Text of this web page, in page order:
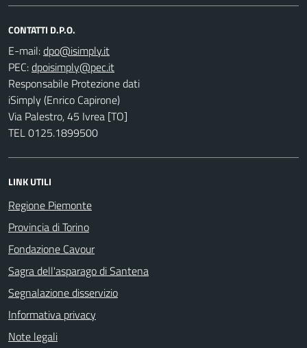
CONTATTI D.P.O.
E-mail:
PEC:
Responsabile Protezione dati
iSimply (Enrico Capirone)
Via Palestro, 45 Ivrea [TO]
TEL 0125.1899500
LINK UTILI
Regione Piemonte
Provincia di Torino
Fondazione Cavour
Sagra dell'asparago di Santena
Segnalazione disservizio
Informativa privacy
Note legali